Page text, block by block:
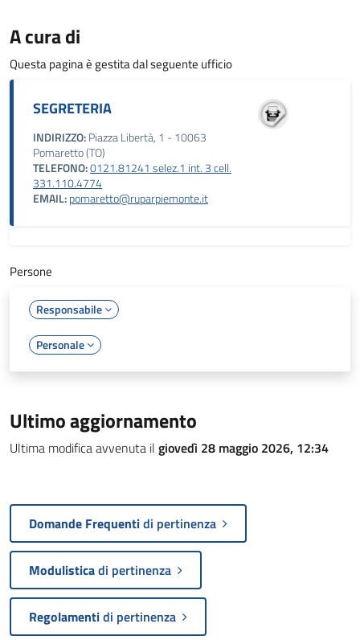
A cura di
Questa pagina è gestita dal seguente ufficio
SEGRETERIA
INDIRIZZO:Piazza Libertà, 1 - 10063
Pomaretto (TO)
TELEFONO:0121.81241 selez.1 int. 3 cell.
331.110.4774
EMAIL:pomaretto@ruparpiemonte.it
Persone
Responsabile
Personale
Ultimo aggiornamento
Ultima modifica avvenuta il giovedì 28 maggio 2026, 12:34
Domande Frequentidi pertinenza
Modulisticadi pertinenza
Regolamentidi pertinenza